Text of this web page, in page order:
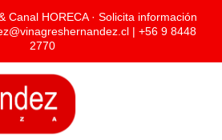
Canal HORECA · Solicita información
| +56 9 8448
2770